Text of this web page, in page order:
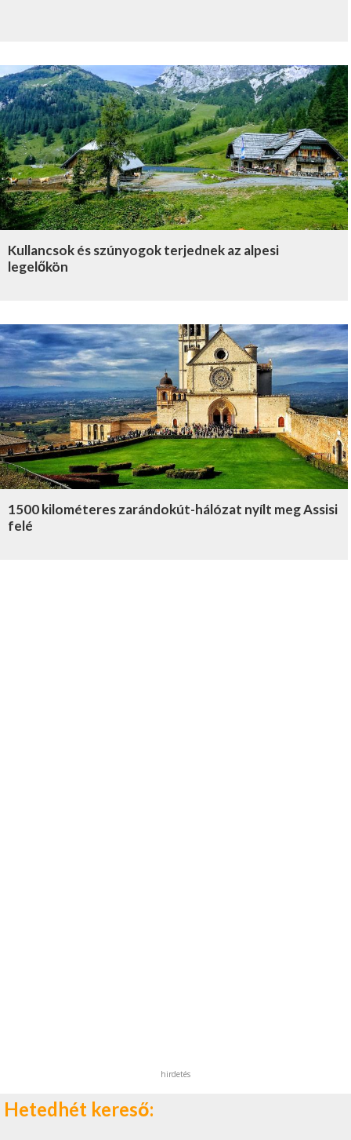
Kullancsok és szúnyogok terjednek az alpesi
legelőkön
1500 kilométeres zarándokút-hálózat nyílt meg Assisi
felé
hirdetés
Hetedhét kereső: